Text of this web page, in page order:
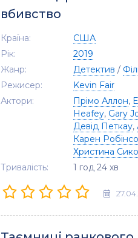
вбивство
Країна:
США
Рік:
2019
Жанр:
Детектив /
Режисер:
Kevin Fair
Актори:
Прімо Аллон,
Heafey, Gary
Девід Петкау,
Карен
Христина
Тривалість:
1 год 24 хв